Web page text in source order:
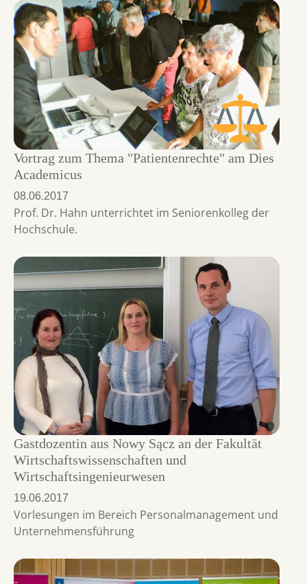
Vortrag zum Thema "Patientenrechte" am Dies
Academicus
08.06.2017
Prof. Dr. Hahn unterrichtet im Seniorenkolleg der
Hochschule.
Gastdozentin aus Nowy Sącz an der Fakultät
Wirtschaftswissenschaften und
Wirtschaftsingenieurwesen
19.06.2017
Vorlesungen im Bereich Personalmanagement und
Unternehmensführung